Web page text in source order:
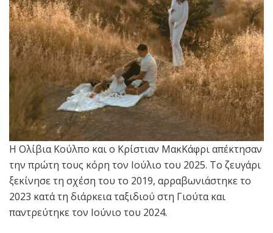
Η Ολίβια Κούλπο και ο Κρίστιαν ΜακΚάφρι απέκτησαν
την πρώτη τους κόρη τον Ιούλιο του 2025. Το ζευγάρι
ξεκίνησε τη σχέση του το 2019, αρραβωνιάστηκε το
2023 κατά τη διάρκεια ταξιδιού στη Γιούτα και
παντρεύτηκε τον Ιούνιο του 2024.